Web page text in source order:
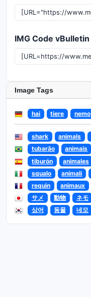
IMG Code vBulletin
Image Tags
hai tiere nemo
shark animals
tubarão
animais
tiburón
animales
squalo
animali
requin
animaux
サメ
動物
ネモ
상어
동물 네모